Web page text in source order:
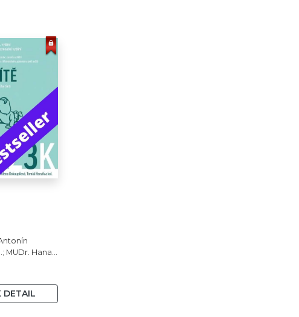
MUDr. Hana
prof.
Honzík, Ph.D.
DETAIL